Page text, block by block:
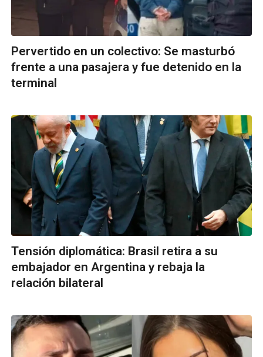
Pervertido en un colectivo: Se masturbó
frente a una pasajera y fue detenido en la
terminal
Tensión diplomática: Brasil retira a su
embajador en Argentina y rebaja la
relación bilateral